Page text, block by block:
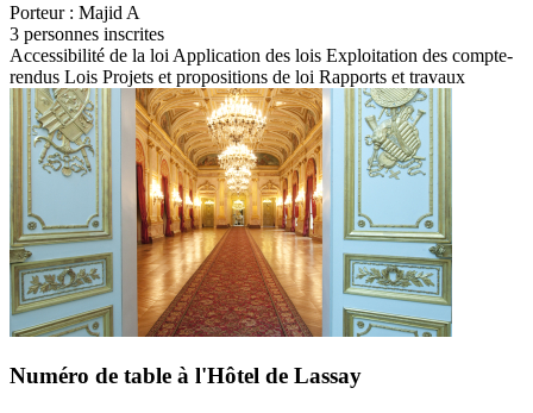
Porteur : Majid A
3 personnes inscrites
Accessibilité de la loi Application des lois Exploitation des compte-
rendus Lois Projets et propositions de loi Rapports et travaux
Numéro de table à l'Hôtel de Lassay